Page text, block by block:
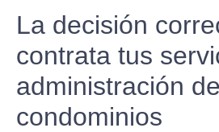
La decisión
contrata tus
administración de
condominios